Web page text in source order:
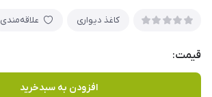
کاغذ دیواری علاقه‌مندی
قیمت:
افزودن به سبدخرید